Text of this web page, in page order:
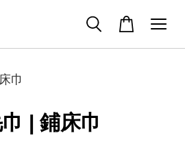
巾
| 鋪床巾